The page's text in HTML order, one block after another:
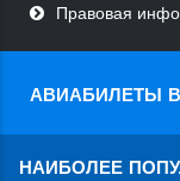
Правовая
АВИАБИЛЕТЫ
НАИБОЛЕЕ